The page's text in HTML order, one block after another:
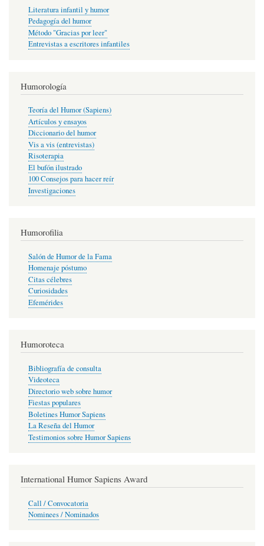
Literatura infantil y humor
Pedagogía del humor
Método "Gracias por leer"
Entrevistas a escritores infantiles
Humorología
Teoría del Humor (Sapiens)
Artículos y ensayos
Diccionario del humor
Vis a vis (entrevistas)
Risoterapia
El bufón ilustrado
100 Consejos para hacer reír
Investigaciones
Humorofilia
Salón de Humor de la Fama
Homenaje póstumo
Citas célebres
Curiosidades
Efemérides
Humoroteca
Bibliografía de consulta
Videoteca
Directorio web sobre humor
Fiestas populares
Boletines Humor Sapiens
La Reseña del Humor
Testimonios sobre Humor Sapiens
International Humor Sapiens Award
Call / Convocatoria
Nominees / Nominados